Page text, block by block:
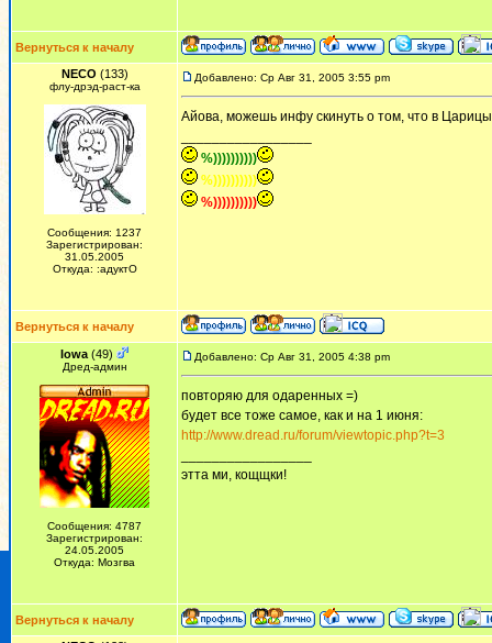
Вернуться к началу
NECO (133)
флу-дрэд-раст-ка
Сообщения: 1237
Зарегистрирован:
31.05.2005
Откуда: :адуктО
Добавлено: Ср Авг 31, 2005 3:55 pm
Айова, можешь инфу скинуть о том, что в
%))))))))))
%))))))))))
%))))))))))
Вернуться к началу
Iowa (49)
Дред-админ
Сообщения: 4787
Зарегистрирован:
24.05.2005
Откуда: Мозгва
Добавлено: Ср Авг 31, 2005 4:38 pm
повторяю для одаренных =)
будет все тоже самое, как и на 1 июня:
http://www.dread.ru/forum/viewtopic.php?t=3
этта ми, кощщки!
Вернуться к началу